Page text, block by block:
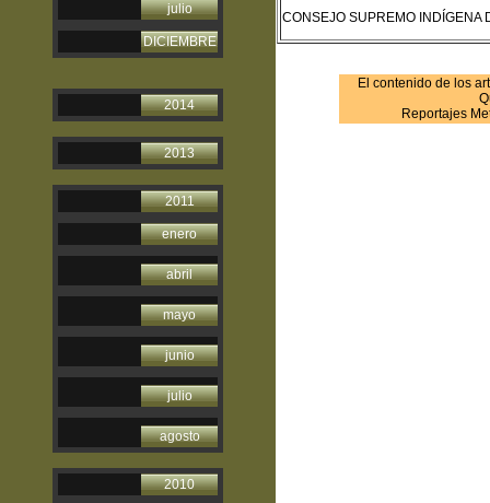
julio
DICIEMBRE
2014
2013
2011
enero
abril
mayo
junio
julio
agosto
2010
CONSEJO SUPREMO INDÍGENA
El contenido de los
Reportajes